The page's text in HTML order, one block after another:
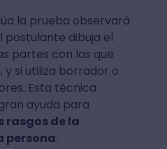
la prueba observará
postulante dibuja el
partes con las que
si utiliza borrador o
Esta técnica
ayuda para
rasgos de la
persona.